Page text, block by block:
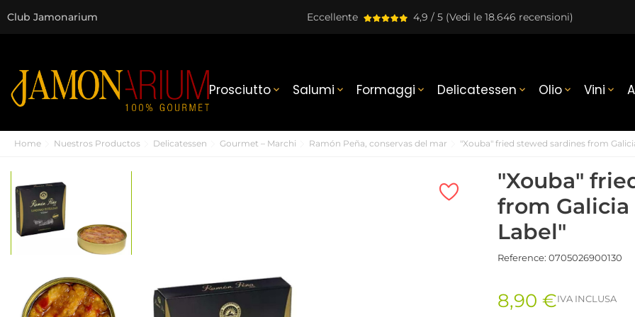
Club Jamonarium Eccellente 4,9 / 5 (Vedi le 18.646 recensioni)
Prosciutto  Salumi  Formaggi  Delicatessen  Olio  Vini 
Home Nuestros Productos Delicatessen Gourmet – Marchi Ramón Peña, conservas del mar "Xouba" fried stewed sardines from
"Xouba"
from
Label"
Reference: 0705026900130
8,90 €IVA INCLUSA